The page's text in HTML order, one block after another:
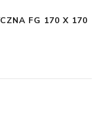
FG 170 X 170